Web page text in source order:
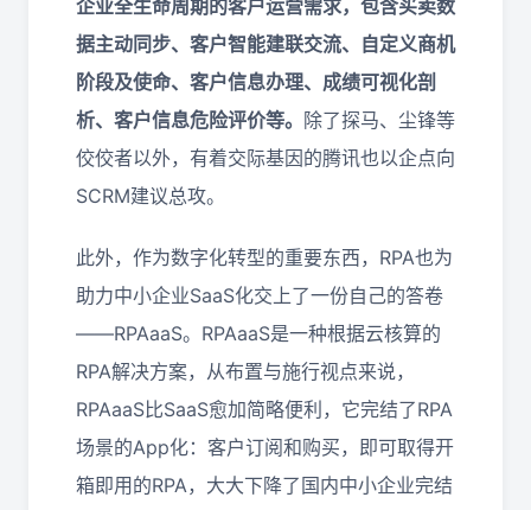
企业全生命周期的客户运营需求， 包含买卖数
据主动同步、客户智能建联交流、自定义商机
阶段及使命、客户信息办理、成绩可视化剖
析、客户信息危险评价等。 除了探马、尘锋等
佼佼者以外，有着交际基因的腾讯也以企点向
SCRM建议总攻。
此外，作为数字化转型的重要东西，RPA也为
助力中小企业SaaS化交上了一份自己的答卷
——RPAaaS。RPAaaS是一种根据云核算的
RPA解决方案，从布置与施行视点来说，
RPAaaS比SaaS愈加简略便利，它完结了RPA
场景的App化：客户订阅和购买，即可取得开
箱即用的RPA，大大下降了国内中小企业完结